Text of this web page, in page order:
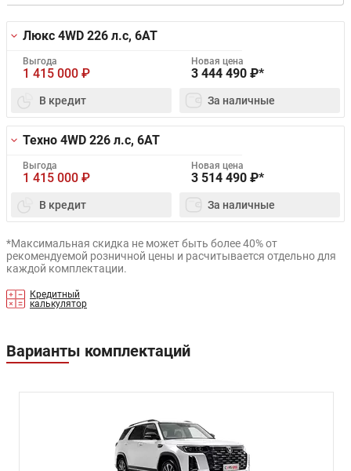
Люкс 4WD 226 л.с, 6AT
Выгода
1 415 000 ₽
Новая цена
3 444 490 ₽*
В кредит За наличные
Техно 4WD 226 л.с, 6AT
Выгода
1 415 000 ₽
Новая цена
3 514 490 ₽*
В кредит За наличные
*Максимальная скидка не может быть более 40% от
рекомендуемой розничной цены и расчитывается отдельно для
каждой комплектации.
Кредитный
калькулятор
Варианты комплектаций